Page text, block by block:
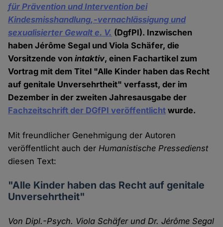
für Prävention und Intervention bei
Kindesmisshandlung,-vernachlässigung und
sexualisierter Gewalt e. V. (DgfPI). Inzwischen
haben Jérôme Segal und Viola Schäfer, die
Vorsitzende vonintaktiv, einen Fachartikel zum
Vortrag mit dem Titel "Alle Kinder haben das Recht
auf genitale Unversehrtheit" verfasst, der im
Dezember in der zweiten Jahresausgabe der
Fachzeitschrift der DGfPI veröffentlicht wurde.
Mit freundlicher Genehmigung der Autoren
veröffentlicht auch derHumanistische Pressedienst
diesen Text:
"Alle Kinder haben das Recht auf genitale
Unversehrtheit"
Von Dipl.-Psych. Viola Schäfer und Dr. Jérôme Segal